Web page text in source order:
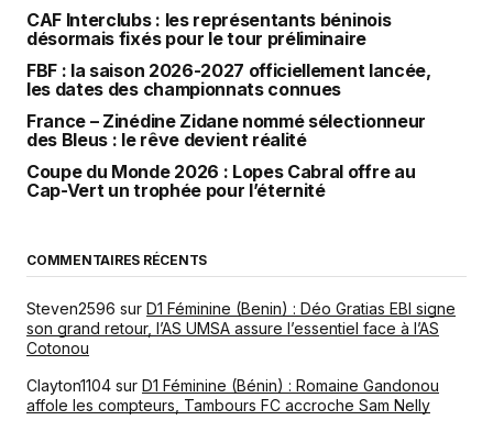
CAF Interclubs : les représentants béninois
désormais fixés pour le tour préliminaire
FBF : la saison 2026-2027 officiellement lancée,
les dates des championnats connues
France – Zinédine Zidane nommé sélectionneur
des Bleus : le rêve devient réalité
Coupe du Monde 2026 : Lopes Cabral offre au
Cap-Vert un trophée pour l’éternité
COMMENTAIRES RÉCENTS
Steven2596 sur D1 Féminine (Benin) : Déo Gratias EBI signe
son grand retour, l’AS UMSA assure l’essentiel face à l’AS
Cotonou
Clayton1104 sur D1 Féminine (Bénin) : Romaine Gandonou
affole les compteurs, Tambours FC accroche Sam Nelly